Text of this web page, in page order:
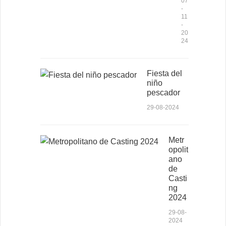
-
11
-
20
24
Fiesta del
niño
pescador
29-08-2024
Metr
opolit
ano
de
Casti
ng
2024
29-08-
2024